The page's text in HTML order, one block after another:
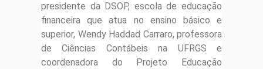
presidente da DSOP, escola de educação
financeira que atua no ensino básico e
superior, Wendy Haddad Carraro, professora
de Ciências Contábeis na UFRGS e
coordenadora do Projeto Educação